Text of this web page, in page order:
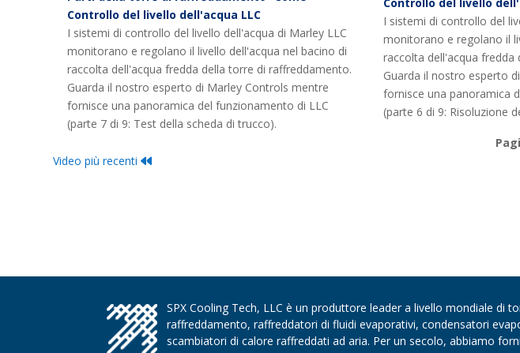
Controllo del livello dell'acqua LLC
I sistemi di controllo del livello dell'acqua di Marley LLC
monitorano e regolano il livello dell'acqua nel bacino di
raccolta dell'acqua fredda della torre di raffreddamento.
Guarda il nostro esperto di Marley Controls mentre
fornisce una panoramica del funzionamento di LLC
(parte 7 di 9: Test della scheda di trucco).
Controllo del livello
I sistemi di controllo del
monitorano e regolano il
raccolta dell'acqua
Guarda il nostro esperto
fornisce una panoramica
(parte 6 di 9: Risoluzione
Video più recenti
SPX Cooling Tech, LLC è un produttore leader a livello mondiale di
raffreddamento, raffreddatori di fluidi evaporativi, condensatori
scambiatori di calore raffreddati ad aria. Per un secolo, abbiamo